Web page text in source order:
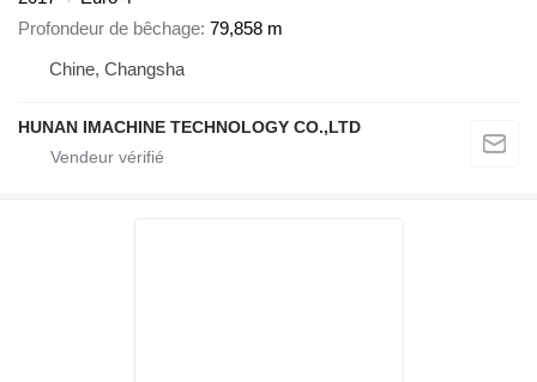
Profondeur de bêchage 79,858 m
Chine, Changsha
HUNAN IMACHINE TECHNOLOGY CO.,LTD